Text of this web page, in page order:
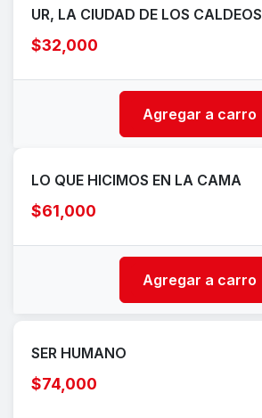
UR, LA CIUDAD DE LOS CALDEOS
$32,000
Agregar a carro
LO QUE HICIMOS EN LA CAMA
$61,000
Agregar a carro
SER HUMANO
$74,000